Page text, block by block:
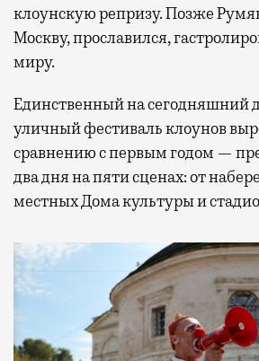
клоунскую репризу. Позже
Москву, прославился,
миру.
Единственный на сегодняшний
уличный фестиваль клоунов
сравнению с первым годом —
два дня на пяти сценах: от
местных Дома культуры и